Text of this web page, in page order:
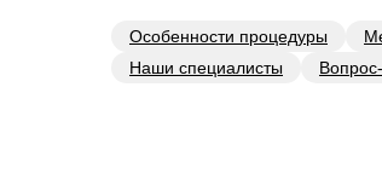
Особенности процедуры
Наши специалисты